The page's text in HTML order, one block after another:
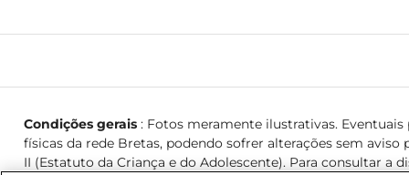
Condições gerais: Fotos meramente ilustrativas. Eventuais
físicas da rede Bretas, podendo sofrer alterações sem aviso
II (Estatuto da Criança e do Adolescente). Para consultar a